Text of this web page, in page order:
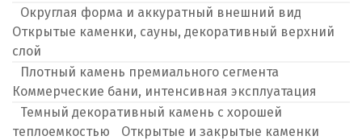
Округлая форма и аккуратный внешний вид
Открытые каменки, сауны, декоративный верхний
слой
Плотный камень премиального сегмента
Коммерческие бани, интенсивная эксплуатация
Темный декоративный камень с хорошей
теплоемкостью
Открытые и закрытые каменки